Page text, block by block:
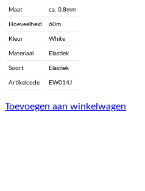
Maat ca. 0.8mm
Hoeveelheid 60m
Kleur White
Materiaal Elastiek
Soort Elastiek
Artikelcode EW014J
Toevoegen aan winkelwagen